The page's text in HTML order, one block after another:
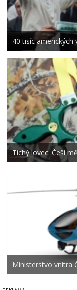
40 tisíc amerických
Tichý lovec: Češi
Ministerstvo vnitra